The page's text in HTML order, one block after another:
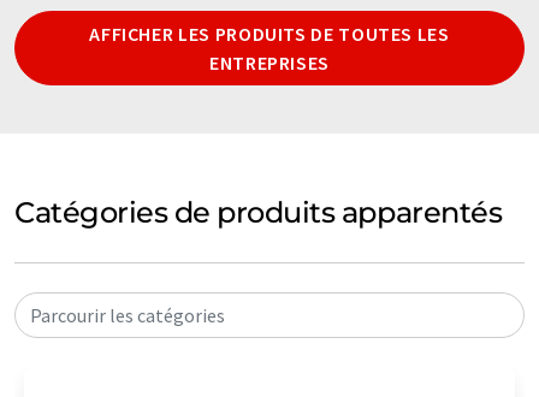
AFFICHER LES PRODUITS DE TOUTES LES
ENTREPRISES
Catégories de produits apparentés
Parcourir les catégories